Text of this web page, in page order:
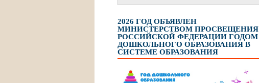
2026 ГОД ОБЪЯВЛЕН
МИНИСТЕРСТВОМ ПРОСВЕЩЕНИЯ
РОССИЙСКОЙ ФЕДЕРАЦИИ ГОДОМ
ДОШКОЛЬНОГО ОБРАЗОВАНИЯ В
СИСТЕМЕ ОБРАЗОВАНИЯ